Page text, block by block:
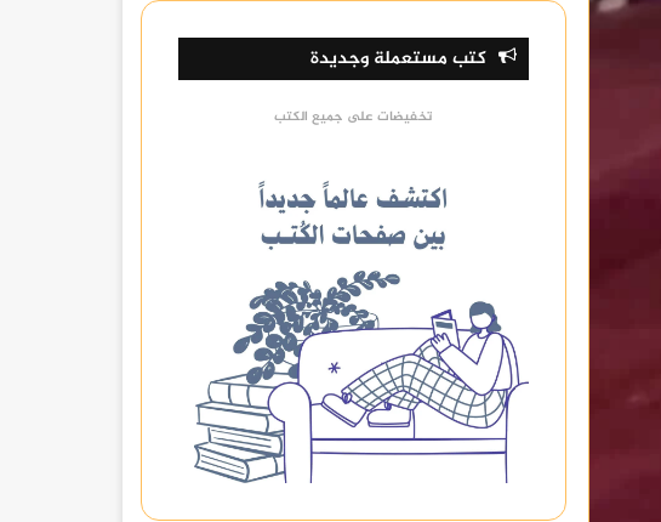
كتب مستعملة وجديدة
تخفيضات على جميع الكتب